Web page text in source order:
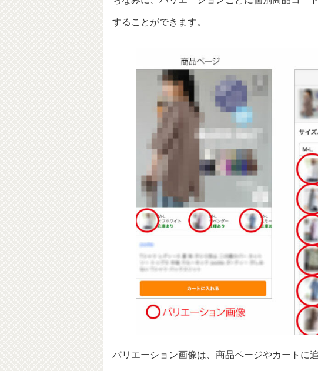
することができます。
バリエーション画像は、商品ページやカートに